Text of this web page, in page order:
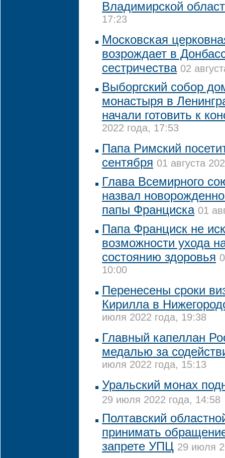
Владимирской
17:23
Московская
возрождает в
сестричества 02
Выборгский собор
монастыря в
начали готовить к
2022 года, 17:53
Папа Римский
сентября 01 августа
Глава Всемирного
назвал
папы Франциска 01
Папа Франциск не
возможности ухода
состоянию здоровья
10:00
Перенесены сроки
Кирилла в
июля 2022 года, 19:38
Главный капеллан
медалью за
июля 2022 года, 15:13
Уральский монах
29 июля 2022 года, 14:58
Полтавский
принимать
запрете УПЦ 29 июля